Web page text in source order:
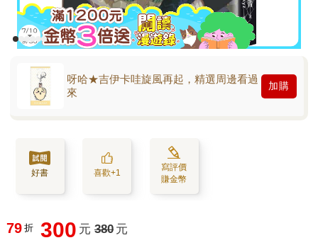
呀哈★吉伊卡哇旋風再起，精選周邊看過
來
加購
好書 喜歡+1
寫評價
賺金幣
79 折 300 元 380 元